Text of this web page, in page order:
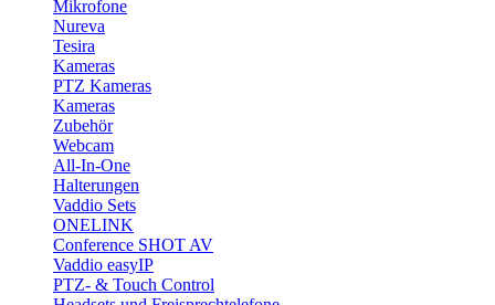
Mikrofone
Nureva
Tesira
Kameras
PTZ Kameras
Kameras
Zubehör
Webcam
All-In-One
Halterungen
Vaddio Sets
ONELINK
Conference SHOT AV
Vaddio easyIP
PTZ- & Touch Control